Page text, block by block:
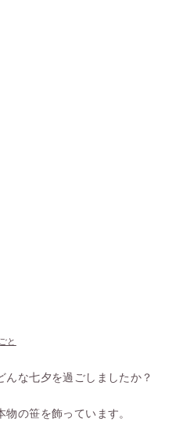
と
な七夕を過ごしましたか？
の笹を飾っています。